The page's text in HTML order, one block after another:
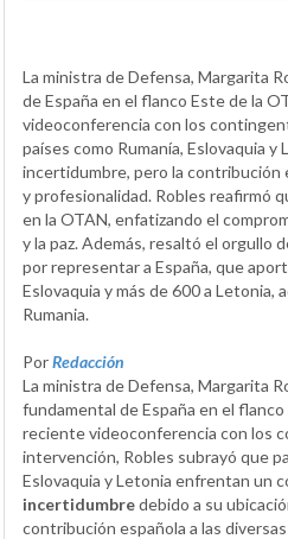
La ministra de Defensa, Margarita
de España en el flanco Este de la
videoconferencia con los
países como Rumanía, Eslovaquia
incertidumbre, pero la contribución
y profesionalidad. Robles reafirmó
en la OTAN, enfatizando el
y la paz. Además, resaltó el orgullo
por representar a España, que
Eslovaquia y más de 600 a Letonia,
Rumania.
PorRedacción
La ministra de Defensa, Margarita
fundamental de España en el
reciente videoconferencia con los
intervención, Robles subrayó que
Eslovaquia y Letonia enfrentan un
incertidumbredebido a su
contribución española a las